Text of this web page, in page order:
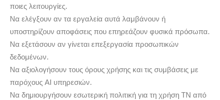
ποιες λειτουργίες.
Να ελέγξουν αν τα εργαλεία αυτά λαμβάνουν ή
υποστηρίζουν αποφάσεις που επηρεάζουν φυσικά πρόσωπα.
Να εξετάσουν αν γίνεται επεξεργασία προσωπικών
δεδομένων.
Να αξιολογήσουν τους όρους χρήσης και τις συμβάσεις με
παρόχους AI υπηρεσιών.
Να δημιουργήσουν εσωτερική πολιτική για τη χρήση ΤΝ από